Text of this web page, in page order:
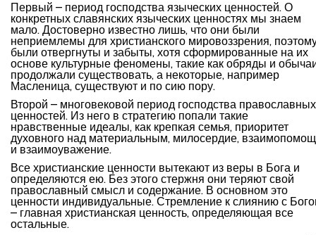
Первый – период господства языческих ценностей. О
конкретных славянских языческих ценностях мы знаем
мало. Достоверно известно лишь, что они были
неприемлемы для христианского мировоззрения,
были отвергнуты и забыты, хотя сформированные на их
основе культурные феномены, такие как обряды и
продолжали существовать, а некоторые, например
Масленица, существуют и по сию пору.
Второй – многовековой период господства православных
ценностей. Из него в стратегию попали такие
нравственные идеалы, как крепкая семья, приоритет
духовного над материальным, милосердие,
и взаимоуважение.
Все христианские ценности вытекают из веры в Бога и
определяются ею. Без этого стержня они теряют свой
православный смысл и содержание. В основном это
ценности индивидуальные. Стремление к слиянию с
– главная христианская ценность, определяющая все
остальные.